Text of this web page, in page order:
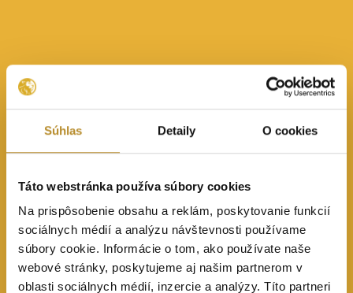
Súhlas Detaily O cookies
Táto webstránka používa súbory cookies
Na prispôsobenie obsahu a reklám, poskytovanie funkcií
sociálnych médií a analýzu návštevnosti používame
súbory cookie. Informácie o tom, ako používate naše
webové stránky, poskytujeme aj našim partnerom v
oblasti sociálnych médií, inzercie a analýzy. Títo partneri
Články